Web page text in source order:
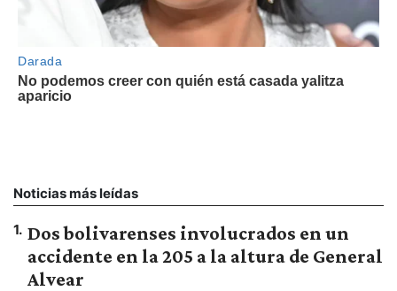
Noticias más leídas
1. Dos bolivarenses involucrados en un
accidente en la 205 a la altura de General
Alvear